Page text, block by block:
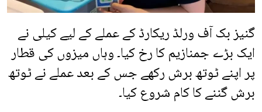
گنیز بک آف ورلڈ ریکارڈ کے عملے کے لیے کیلی نے
ایک بڑے جمنازیم کا رخ کیا۔ وہاں میزوں کی قطار
پر اپنے ٹوتھ برش رکھے جس کے بعد عملے نے ٹوتھ
برش گننے کا کام شروع کیا۔